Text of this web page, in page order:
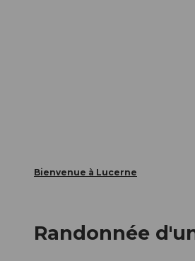
Bienvenue à Lucerne
Randonnée